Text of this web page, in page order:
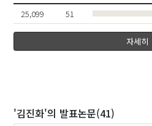
25,099 51
자세히
'김진화'의 발표논문(41)